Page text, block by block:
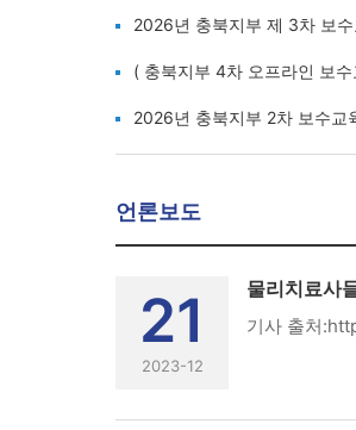
2026년 충북지부 제 3차 보수
( 충북지부 4차 오프라인 보
2026년 충북지부 2차 보수교
언론보도
21
2023-12
물리치료사